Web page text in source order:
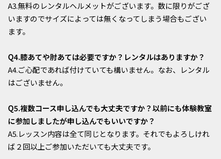
A3.無料のレンタルヘルメットがございます。数に限りがござ
いますのでサイズによっては無くなってしまう場合もござい
ます。
Q4.膝あてや肘あては必要ですか？レンタルはありますか？
A4.ご心配であれば付けていても構いません。なお、レンタル
はございません。
Q5.複数コース申し込んでも大丈夫ですか？以前にも体験教室
に参加しましたが申し込んでもいいですか？
A5.レッスン内容は全て同じとなります。それでもよろしけれ
ば２回以上ご参加いただいても大丈夫です。